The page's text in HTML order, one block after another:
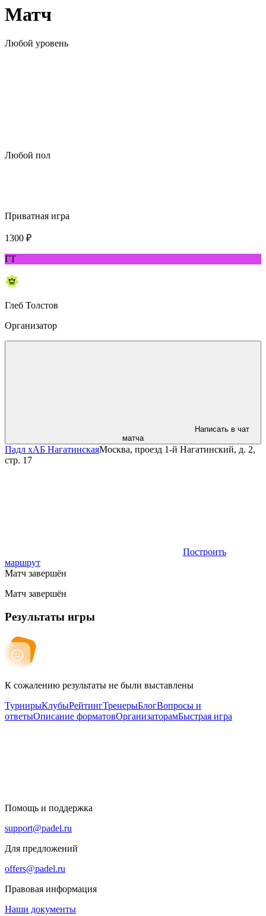
Матч
Любой уровень
Любой пол
Приватная игра
1300 ₽
ГТ
Глеб Толстов
Организатор
Написать в чат
матча
Падл хАБ НагатинскаяМосква, проезд 1-й Нагатинский, д. 2,
стр. 17
Построить
маршрут
Матч завершён
Матч завершён
Результаты игры
К сожалению результаты не были выставлены
ТурнирыКлубыРейтингТренерыБлогВопросы и
ответыОписание форматовОрганизаторамБыстрая игра
Помощь и поддержка
support@padel.ru
Для предложений
offers@padel.ru
Правовая информация
Наши документы